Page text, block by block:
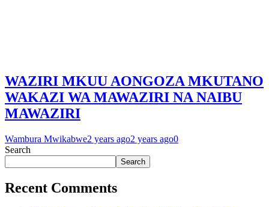
WAZIRI MKUU AONGOZA MKUTANO
WAKAZI WA MAWAZIRI NA NAIBU
MAWAZIRI
Wambura Mwikabwe2 years ago2 years ago0
Search
Search
Recent Comments